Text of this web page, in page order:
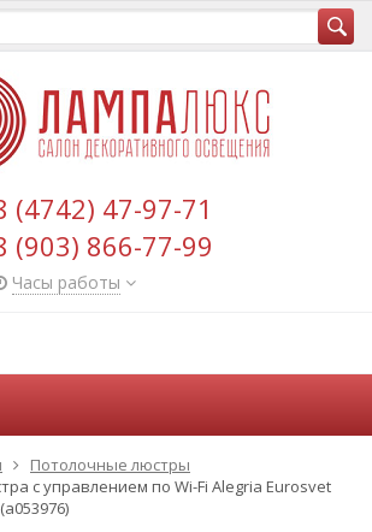
(4742) 47-97-71
(903) 866-77-99
Часы работы
Потолочные люстры
с управлением по Wi-Fi Alegria Eurosvet